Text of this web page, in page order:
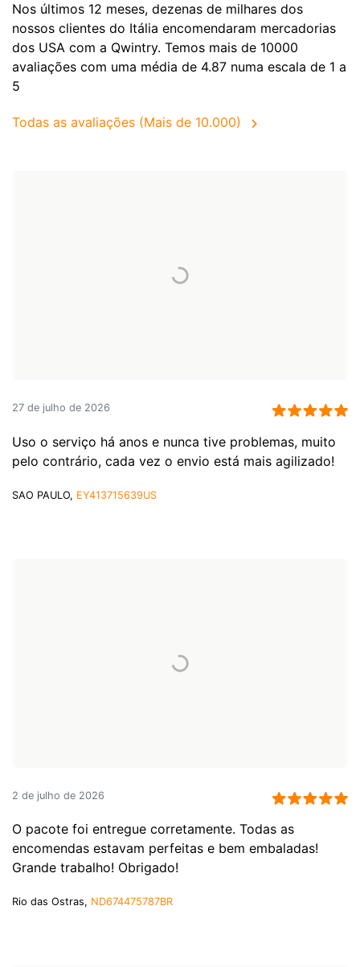
Nos últimos 12 meses, dezenas de milhares dos
nossos clientes do Itália encomendaram mercadorias
dos USA com a Qwintry. Temos mais de 10000
avaliações com uma média de 4.87 numa escala de 1 a
5
Todas as avaliações (Mais de 10.000)
27 de julho de 2026
Uso o serviço há anos e nunca tive problemas, muito
pelo contrário, cada vez o envio está mais agilizado!
SAO PAULO, EY413715639US
2 de julho de 2026
O pacote foi entregue corretamente. Todas as
encomendas estavam perfeitas e bem embaladas!
Grande trabalho! Obrigado!
Rio das Ostras, ND674475787BR